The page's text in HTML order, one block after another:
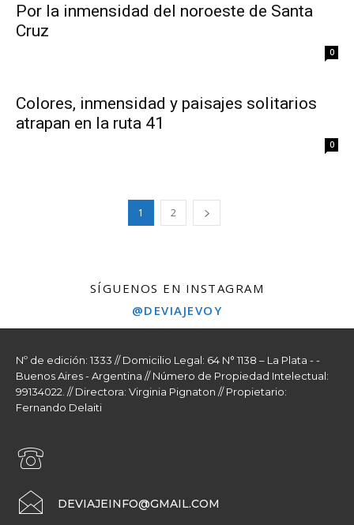
Por la inmensidad del noroeste de Santa
Cruz
0
Colores, inmensidad y paisajes solitarios
atrapan en la ruta 41
0
1 2
SÍGUENOS EN INSTAGRAM
@DEVIAJEVOY
Nº de edición: 1333 // Domicilio Legal: 64 N° 1138 – La Plata - -
Buenos Aires - Argentina // Número de Propiedad Intelectual:
99134022. // Directora: Virginia Pignaton // Propietario:
Fernando Delaiti
DEVIAJEINFO@GMAIL.COM